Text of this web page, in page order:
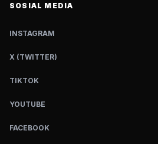
SOSIAL MEDIA
INSTAGRAM
X (TWITTER)
TIKTOK
YOUTUBE
FACEBOOK